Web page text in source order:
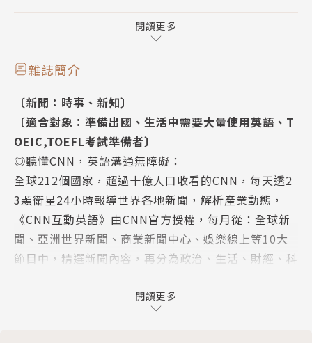
nauts：SpaceX Launches the First All-Civilian Cr
全方位搞懂CNN：你被社群媒體綁架了嗎？當心越滑
心越累The Dark Side of Social Media
丹尼爾．克雷格15年007龐德生涯回顧Super Actor,
Super Spy：Daniel Craig Bows Out as 007 in “N
o Time to Die”
神奇水果波羅蜜 植物肉界的下一個明星A Miracle Fo
od Crop：Jackfruit—a Sustainable Alternative t
o Meat
新聞片語通：發瘋; 抓狂go bananas
單字聯想地圖：蔬果農產業
專題報導_外太空拍電影俄國劇組締造歷史
專題報導_平民上太空！SpaceX寫下航太史新頁
娛樂_丹尼爾．克雷格 15年007龐德生涯回顧
商業_神奇水果波羅蜜 植物肉界的下一個明星
科技_沒有最高 只有更高！哈里發塔的工程奇蹟
熱門強片
旅遊_熱情狂放的西班牙之舞──佛朗明哥
社會_讓罪犯無所遁形的破案功臣──鑑識素描師
閱讀更多
雜誌簡介
〔新聞：時事、新知〕
〔適合對象：準備出國、生活中需要大量使用英語、T
OEIC,TOEFL考試準備者〕
◎聽懂CNN，英語溝通無障礙：
全球212個國家，超過十億人口收看的CNN，每天透2
3顆衛星24小時報導世界各地新聞，解析產業動態，
《CNN互動英語》由CNN官方授權，每月從：全球新
聞、亞洲世界新聞、商業新聞中心、娛樂線上等10大
節目中，精選新聞內容，再分為政治、生活、財經、科
老師加入背景分析，編寫學習重點，讓您確實掌握全球
閱讀更多